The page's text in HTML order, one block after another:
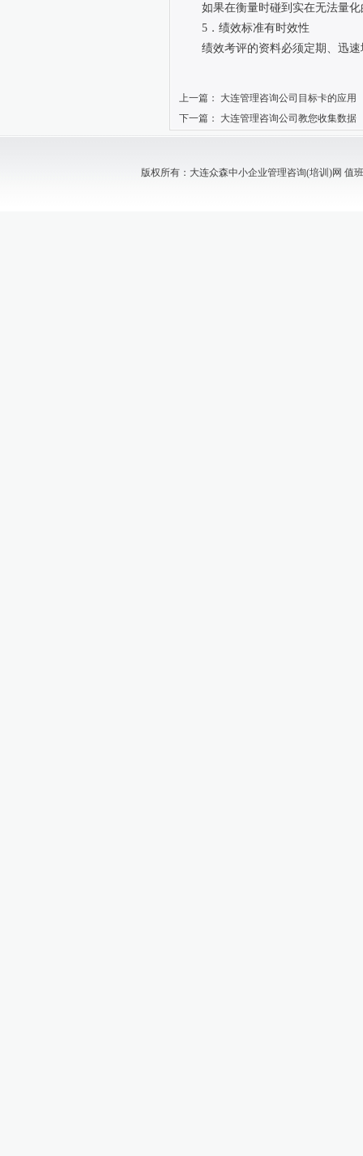
如果在衡量时碰到实在无法量化
5．绩效标准有时效性
绩效考评的资料必须定期、迅速
上一篇：
大连管理咨询公司目标卡的应用
下一篇：
大连管理咨询公司教您收集数据
版权所有：大连众森中小企业管理咨询(培训)网 值